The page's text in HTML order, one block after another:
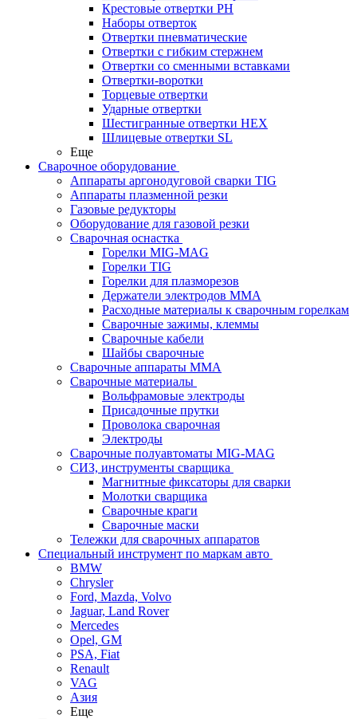
Крестовые отвертки PH
Наборы отверток
Отвертки пневматические
Отвертки с гибким стержнем
Отвертки со сменными вставками
Отвертки-воротки
Торцевые отвертки
Ударные отвертки
Шестигранные отвертки HEX
Шлицевые отвертки SL
Еще
Сварочное оборудование
Аппараты аргонодуговой сварки TIG
Аппараты плазменной резки
Газовые редукторы
Оборудование для газовой резки
Сварочная оснастка
Горелки MIG-MAG
Горелки TIG
Горелки для плазморезов
Держатели электродов ММА
Расходные материалы к сварочным горелкам
Сварочные зажимы, клеммы
Сварочные кабели
Шайбы сварочные
Сварочные аппараты MMA
Сварочные материалы
Вольфрамовые электроды
Присадочные прутки
Проволока сварочная
Электроды
Сварочные полуавтоматы MIG-MAG
СИЗ, инструменты сварщика
Магнитные фиксаторы для сварки
Молотки сварщика
Сварочные краги
Сварочные маски
Тележки для сварочных аппаратов
Специальный инструмент по маркам авто
BMW
Chrysler
Ford, Mazda, Volvo
Jaguar, Land Rover
Mercedes
Opel, GM
PSA, Fiat
Renault
VAG
Азия
Еще